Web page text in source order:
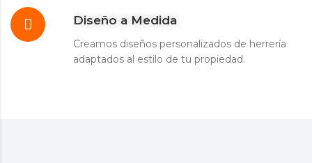
Diseño a Medida
Creamos diseños personalizados de herrería
adaptados al estilo de tu propiedad.